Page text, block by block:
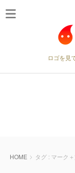
:
/home/logostock/
content/themes/
ロゴを見
HOME タグ : マーク